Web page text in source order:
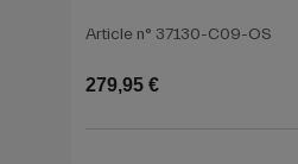
Article n° 37130-C09-OS
279,95 €